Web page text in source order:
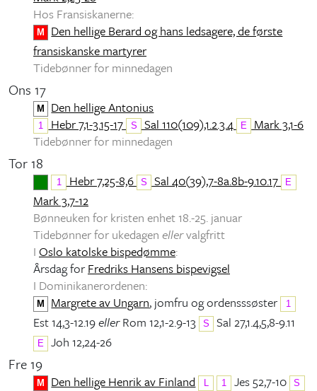
Hos Fransiskanerne:
M
Den hellige Berard og hans ledsagere, de første
fransiskanske martyrer
Tidebønner for minnedagen
Ons 17
M Den hellige Antonius
1 Hebr 7,1-3.15-17 S Sal 110(109),1.2.3.4 E
Mark 3,1-6
Tidebønner for minnedagen
Tor 18
1 Hebr 7,25-8,6 S Sal 40(39),7-8a.8b-9.10.17 E
Mark 3,7-12
Bønneuken for kristen enhet 18.-25. januar
Tidebønner for ukedagen ellervalgfritt
I Oslo katolske bispedømme:
Årsdag forFredriks Hansens bispevigsel
I Dominikanerordenen:
M Margrete av Ungarn, jomfru og ordensssøster 1
Est 14,3-12.19ellerRom 12,1-2.9-13 S Sal 27,1.4,5,8-9.11
E Joh 12,24-26
Fre 19
M Den hellige Henrik av Finland L 1 Jes 52,7-10 S